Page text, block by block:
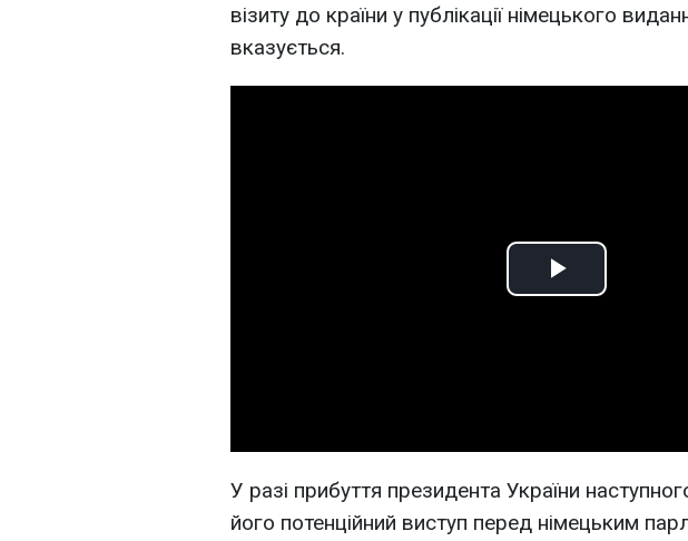
візиту до країни у публікації німецького
вказується.
Play
У разі прибуття президента України
його потенційний виступ перед німецьким